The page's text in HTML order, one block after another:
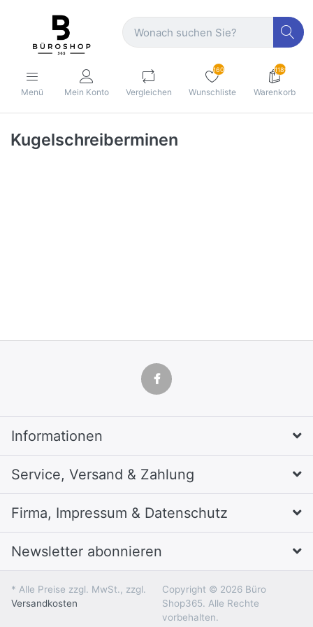
Menü Mein Konto Vergleichen
160
Wunschliste
1189
Warenkorb
Kugelschreiberminen
Informationen
Service, Versand & Zahlung
Firma, Impressum & Datenschutz
Newsletter abonnieren
* Alle Preise zzgl. MwSt., zzgl.
Versandkosten
Copyright © 2026 Büro
Shop365. Alle Rechte
vorbehalten.